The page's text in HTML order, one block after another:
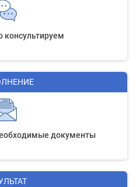
консультируем
документы